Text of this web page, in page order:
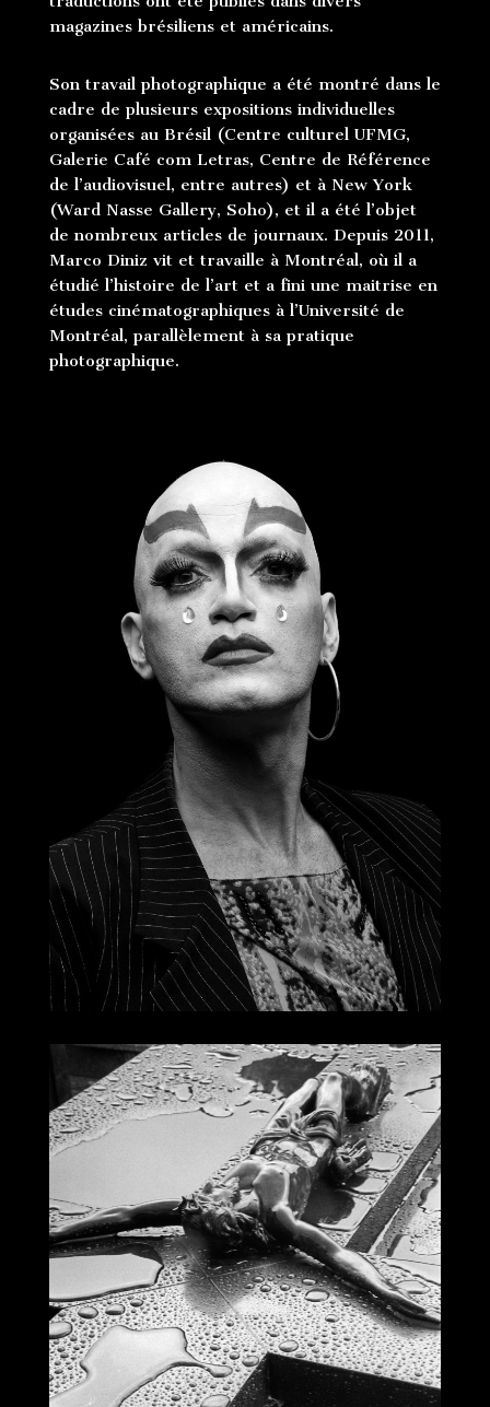
magazines brésiliens et américains.
Son travail photographique a été montré dans le
cadre de plusieurs expositions individuelles
organisées au Brésil (Centre culturel UFMG,
Galerie Café com Letras, Centre de Référence
de l’audiovisuel, entre autres) et à New York
(Ward Nasse Gallery, Soho), et il a été l’objet
de nombreux articles de journaux. Depuis 2011,
Marco Diniz vit et travaille à Montréal, où il a
étudié l’histoire de l’art et a fini une maitrise en
études cinématographiques à l’Université de
Montréal, parallèlement à sa pratique
photographique.